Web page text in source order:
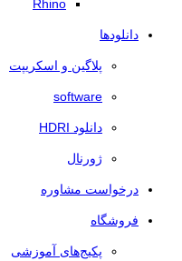
Rhino
دانلودها
پلاگین و اسکریپت
software
دانلود HDRI
ژورنال
درخواست مشاوره
فروشگاه
پکیج‌های آموزشی